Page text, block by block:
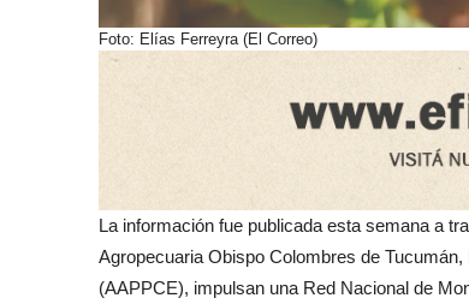
Foto: Elías Ferreyra (El Correo)
La información fue publicada esta semana a
Agropecuaria Obispo Colombres de
(AAPPCE), impulsan una Red Nacional de